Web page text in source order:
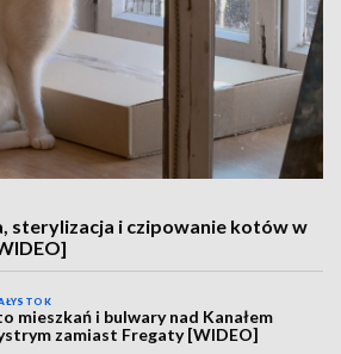
sterylizacja i czipowanie kotów w
mieszkań i bulwary nad Kanałem
zamiast Fregaty [WIDEO]